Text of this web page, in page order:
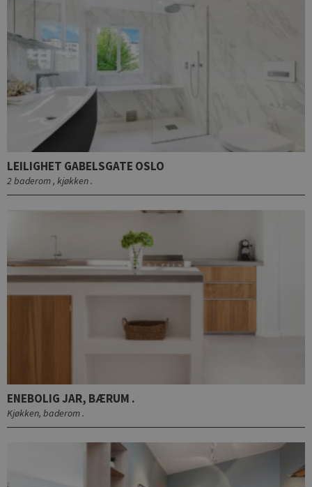
LEILIGHET GABELSGATE OSLO
2 baderom , kjøkken .
ENEBOLIG JAR, BÆRUM .
Kjøkken, baderom .